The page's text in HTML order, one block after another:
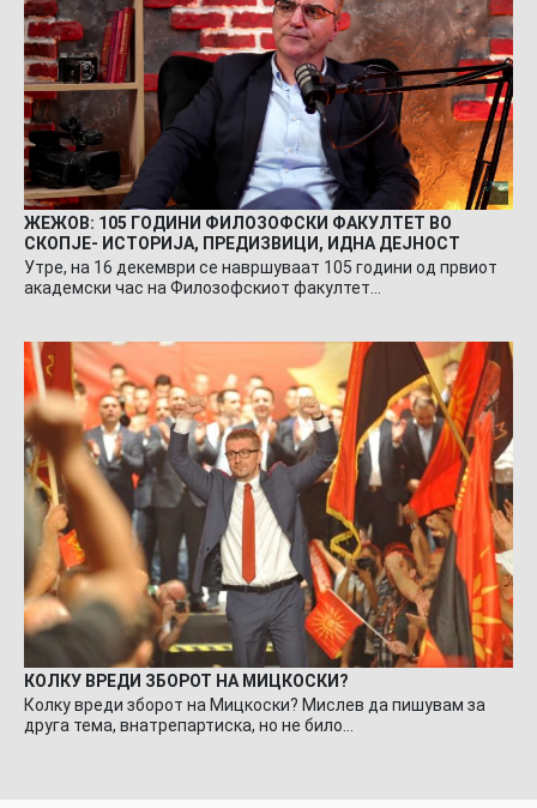
ЖЕЖОВ: 105 ГОДИНИ ФИЛОЗОФСКИ ФАКУЛТЕТ ВО
СКОПЈЕ- ИСТОРИЈА, ПРЕДИЗВИЦИ, ИДНА ДЕЈНОСТ
Утре, на 16 декември се навршуваат 105 години од првиот
академски час на Филозофскиот факултет…
КОЛКУ ВРЕДИ ЗБОРОТ НА МИЦКОСКИ?
Колку вреди зборот на Мицкоски? Мислев да пишувам за
друга тема, внатрепартиска, но не било…